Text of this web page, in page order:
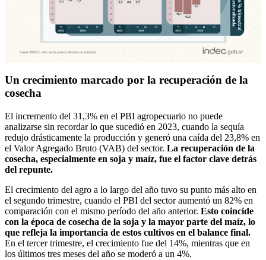
Un crecimiento marcado por la recuperación de la
cosecha
El incremento del 31,3% en el PBI agropecuario no puede
analizarse sin recordar lo que sucedió en 2023, cuando la sequía
redujo drásticamente la producción y generó una caída del 23,8% en
el Valor Agregado Bruto (VAB) del sector. La recuperación de la
cosecha, especialmente en soja y maíz, fue el factor clave detrás
del repunte.
El crecimiento del agro a lo largo del año tuvo su punto más alto en
el segundo trimestre, cuando el PBI del sector aumentó un 82% en
comparación con el mismo período del año anterior. Esto coincide
con la época de cosecha de la soja y la mayor parte del maíz, lo
que refleja la importancia de estos cultivos en el balance final.
En el tercer trimestre, el crecimiento fue del 14%, mientras que en
los últimos tres meses del año se moderó a un 4%.